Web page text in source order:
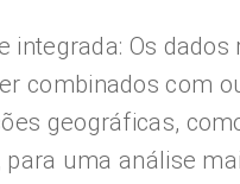
integrada: Os dados
combinados com
geográficas,
para uma análise